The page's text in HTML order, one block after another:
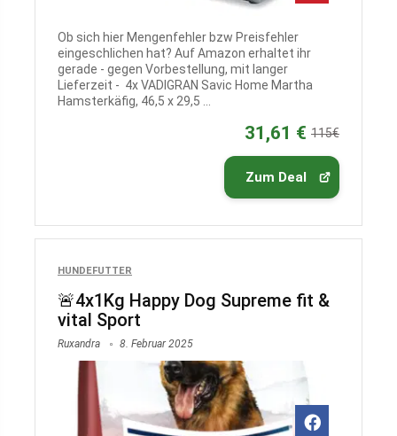
Ob sich hier Mengenfehler bzw Preisfehler
eingeschlichen hat? Auf Amazon erhaltet ihr
gerade - gegen Vorbestellung, mit langer
Lieferzeit - 4x VADIGRAN Savic Home Martha
Hamsterkäfig, 46,5 x 29,5 ...
31,61 € 115€
Zum Deal
HUNDEFUTTER
🚨4x1Kg Happy Dog Supreme fit &
vital Sport
Ruxandra 8. Februar 2025